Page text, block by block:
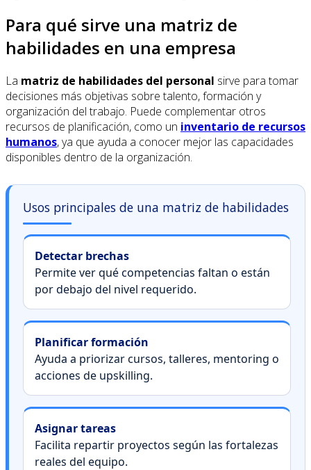
Para qué sirve una matriz de
habilidades en una empresa
La matriz de habilidades del personal sirve para tomar
decisiones más objetivas sobre talento, formación y
organización del trabajo. Puede complementar otros
recursos de planificación, como un inventario de recursos
humanos, ya que ayuda a conocer mejor las capacidades
disponibles dentro de la organización.
Usos principales de una matriz de habilidades
Detectar brechas
Permite ver qué competencias faltan o están
por debajo del nivel requerido.
Planificar formación
Ayuda a priorizar cursos, talleres, mentoring o
acciones de upskilling.
Asignar tareas
Facilita repartir proyectos según las fortalezas
reales del equipo.